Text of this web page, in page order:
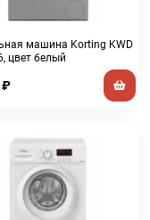
машина Korting KWD
цвет белый
₽